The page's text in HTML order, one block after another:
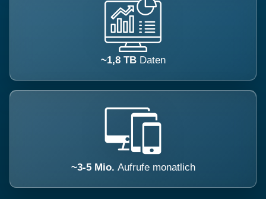
~1,8 TB Daten
~3-5 Mio. Aufrufe monatlich